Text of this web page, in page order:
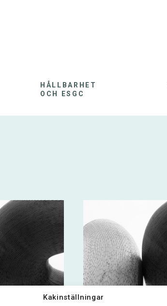
Kakinställningar
HÅLLBARHET
OCH ESGC